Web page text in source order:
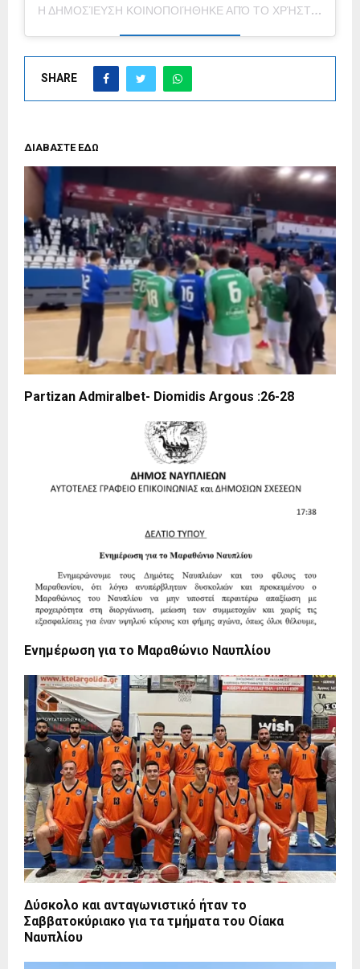
Η ΔΗΜΟΣΊΕΥΣΗ ΚΟΙΝΟΠΟΙΉΘΗΚΕ ΑΠΌ ΤΟ ΧΡΉΣΤΗ GEORGE DALARAS (@DALARAS_GEORGE_OFFICIAL)
SHARE
ΔΙΑΒΑΣΤΕ ΕΔΩ
Partizan Admiralbet- Diomidis Argous :26-28
Ενημέρωση για το Μαραθώνιο Ναυπλίου
Δύσκολο και ανταγωνιστικό ήταν το
Σαββατοκύριακο για τα τμήματα του Οίακα
Ναυπλίου